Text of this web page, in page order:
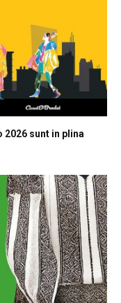
2026 sunt in plina